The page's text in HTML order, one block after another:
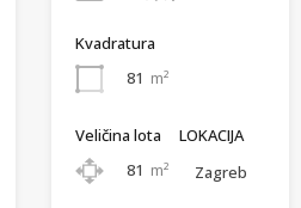
Kvadratura
81 m²
Veličina lota
81 m²
LOKACIJA
Zagreb